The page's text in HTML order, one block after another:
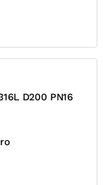
D200 PN16